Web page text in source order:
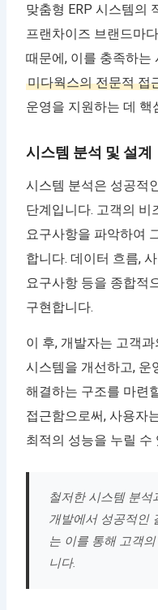
맞춤형 ERP 시스템의
프랜차이즈 브랜드마
때문에, 이를 충족하는
미다웍스의 전문적 접
운영을 지원하는 데 핵
시스템 분석 및 설계
시스템 분석은 성공적
단계입니다. 고객의 비
요구사항을 파악하여
합니다. 데이터 흐름,
요구사항 등을 종합적
구현합니다.
이 후, 개발자는 고객
시스템을 개선하고, 운
해결하는 구조를 마련
접근함으로써, 사용자
최적의 성능을 누릴 수
철저한 시스템 분석
개발에서 성공적인
는 이를 통해 고객
니다.